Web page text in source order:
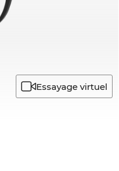
Essayage virtuel